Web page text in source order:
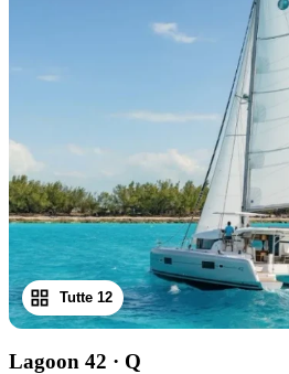
Tutte 12
Lagoon 42 · Q